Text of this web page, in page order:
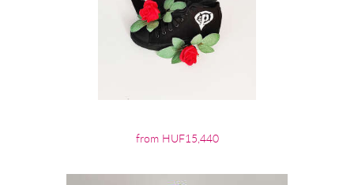
from HUF15,440